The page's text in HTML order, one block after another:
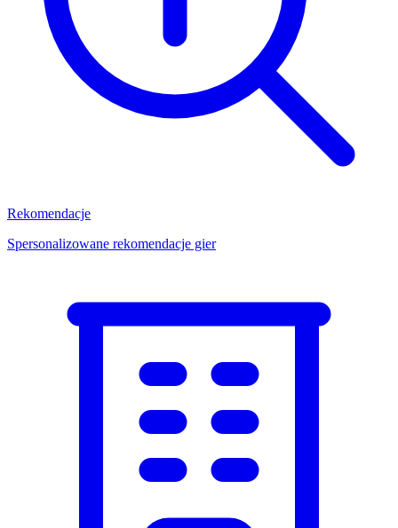
Rekomendacje
Spersonalizowane rekomendacje gier